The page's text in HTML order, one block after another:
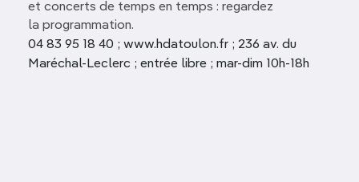
et concerts de temps en temps : regardez
la programmation.
04 83 95 18 40 ; www.hdatoulon.fr ; 236 av. du
Maréchal-Leclerc ; entrée libre ; mar-dim 10h-18h